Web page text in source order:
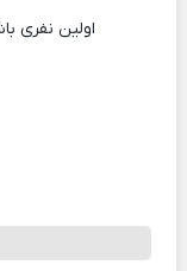
اولین نفری